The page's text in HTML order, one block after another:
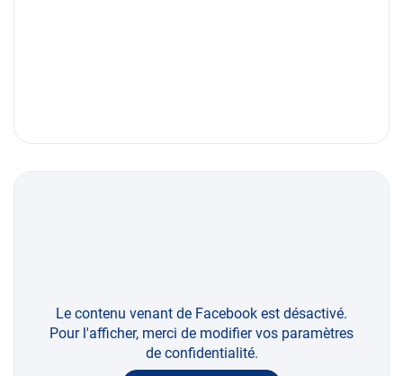
Le contenu venant de Facebook est désactivé.
Pour l'afficher, merci de modifier vos paramètres
de confidentialité.